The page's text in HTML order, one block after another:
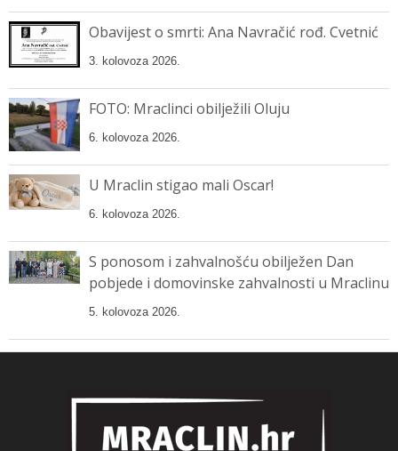
Obavijest o smrti: Ana Navračić rođ. Cvetnić
3. kolovoza 2026.
FOTO: Mraclinci obilježili Oluju
6. kolovoza 2026.
U Mraclin stigao mali Oscar!
6. kolovoza 2026.
S ponosom i zahvalnošću obilježen Dan
pobjede i domovinske zahvalnosti u Mraclinu
5. kolovoza 2026.